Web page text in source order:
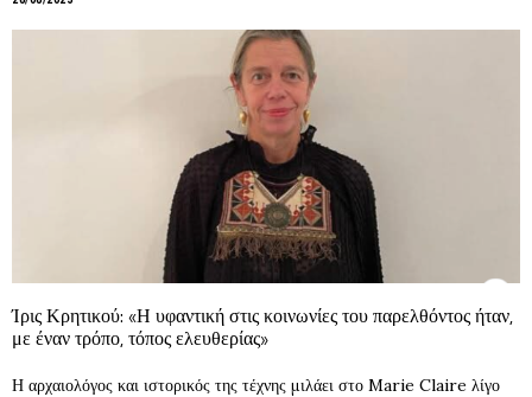
Ίρις Κρητικού: «Η υφαντική στις κοινωνίες του παρελθόντος ήταν,
με έναν τρόπο, τόπος ελευθερίας»
Η αρχαιολόγος και ιστορικός της τέχνης μιλάει στο Marie Claire λίγο